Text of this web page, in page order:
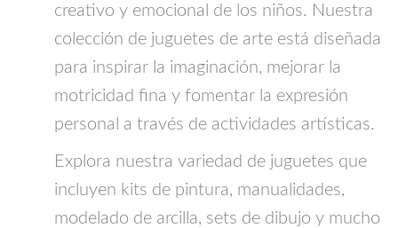
creativo y emocional de los niños. Nuestra
colección de juguetes de arte está diseñada
para inspirar la imaginación, mejorar la
motricidad fina y fomentar la expresión
personal a través de actividades artísticas.
Explora nuestra variedad de juguetes que
incluyen kits de pintura, manualidades,
modelado de arcilla, sets de dibujo y mucho